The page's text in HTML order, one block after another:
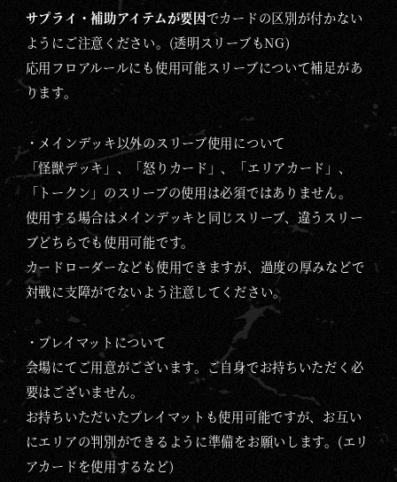
サプライ・補助アイテムが要因でカードの区別が付かない
ようにご注意ください。(透明スリーブもNG)
応用フロアルールにも使用可能スリーブについて補足があ
ります。
・メインデッキ以外のスリーブ使用について
「怪獣デッキ」、「怒りカード」、「エリアカード」、
「トークン」のスリーブの使用は必須ではありません。
使用する場合はメインデッキと同じスリーブ、違うスリー
ブどちらでも使用可能です。
カードローダーなども使用できますが、過度の厚みなどで
対戦に支障がでないよう注意してください。
・プレイマットについて
会場にてご用意がございます。ご自身でお持ちいただく必
要はございません。
お持ちいただいたプレイマットも使用可能ですが、お互い
にエリアの判別ができるように準備をお願いします。(エリ
アカードを使用するなど)